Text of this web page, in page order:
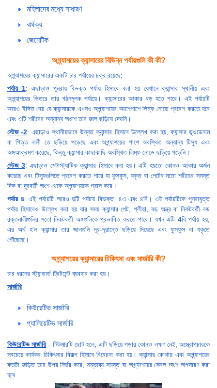
মহিলাদের মধ্যে সাধারণ
বার্ধক্য
জেনেটিক
অগ্ন্যাশয়ের ক্যান্সারের বিভিন্ন পর্যায়গুলি কী কী?
অগ্ন্যাশয়ের ক্যান্সারের একটি চার পর্যায়ের চক্র রয়েছে;
পর্যায় 1: এছাড়াও পুনরায় বিভক্ত পর্যায় হিসাবে বলা হয় যেখানে ক্যান্সার স্থানীয় এবং
অগ্ন্যাশয়ের ভিতরে তার গঠনমূলক পর্যায়ে। ক্যান্সারের আকার বড় হতে পারে। এই পর্যায়টি
আরও ইঙ্গিত দেয় যে ক্যান্সারকে এখনও অগ্ন্যাশয়ের আশেপাশে লিম্ফ নোডে প্রবেশ করতে হবে
এবং এটি শরীরের অন্যান্য অংশে তার জাল ছড়িয়ে দেয়নি।
স্টেজ -2: এছাড়াও স্থানীয়ভাবে উন্নত ক্যান্সার হিসাবে উল্লেখ করা হয়, ক্যান্সার ডুওডেনাম
বা পিত্ত নালী তে ছড়িয়ে পড়েছে এবং অগ্ন্যাশয়ের পাশে অবস্থিত অন্যান্য টিস্যু এবং
অঙ্গআক্রমণ করেছে, কিন্তু ক্যান্সার কাছাকাছি অবস্থিত লিম্ফ নোডে ছড়িয়ে পড়েনি।
স্টেজ 3: এছাড়াও মেটাস্ট্যাটিক ক্যান্সার হিসাবে বলা হয়। এটি হয়তো কোনও আকার অর্জন
করেছে এবং টিস্যুগুলিতে প্রবেশ করতে পারে যা ফুসফুস, যকৃত বা পেটের মতো শরীরের সমস্ত
দিক বা দূরবর্তী অংশ থেকে অগ্ন্যাশয়কে গ্রাস করে।
পর্যায় ৪: এই পর্যায়টি আরও দুটি পর্যায়ে বিভক্ত, ৪এ এবং ৪বি। এই পর্যায়টিকে পুনরাবৃত্ত
পর্যায় হিসাবেও উল্লেখ করা হয় যার সময় ক্যান্সার পেট, প্লীহা, বড় অন্ত্র বা নিকটবর্তী বড়
রক্তনালীগুলির মতো নিকটবর্তী অঙ্গগুলিকে প্রভাবিত করতে পারে। যখন এটি 4বি পর্যায় হয়,
এর অর্থ হ'ল ক্যান্সার তার জালগুলি দূর-দূরান্তে ছড়িয়ে দিয়েছে এবং ফুসফুস বা যকৃতে
পৌঁছেছে।
অগ্ন্যাশয়ের ক্যান্সারের চিকিৎসা এবং সার্জারি কী?
চার ধরনের স্ট্যান্ডার্ড ট্রিটমেন্ট ব্যবহার করা হয়।
সার্জারি
কিউরেটিভ সার্জারি
প্যালিয়েটিভ সার্জারি
কিউরেটিভ সার্জারি - টিউমারটি ছোট হলে, এটি ছড়িয়ে পড়ার কোনও লক্ষণ নেই, অস্ত্রোপচারকে
সবচেয়ে কার্যকর চিকিৎসার বিকল্প হিসাবে বিবেচনা করা হয়। ক্যান্সার কোথায় এবং অগ্ন্যাশয়ের
কতটা জড়িত তার উপর নির্ভর করে, সম্ভাব্য সমস্ত বা অগ্ন্যাশয়ের কেবল অংশ অপসারণ করা
হবে